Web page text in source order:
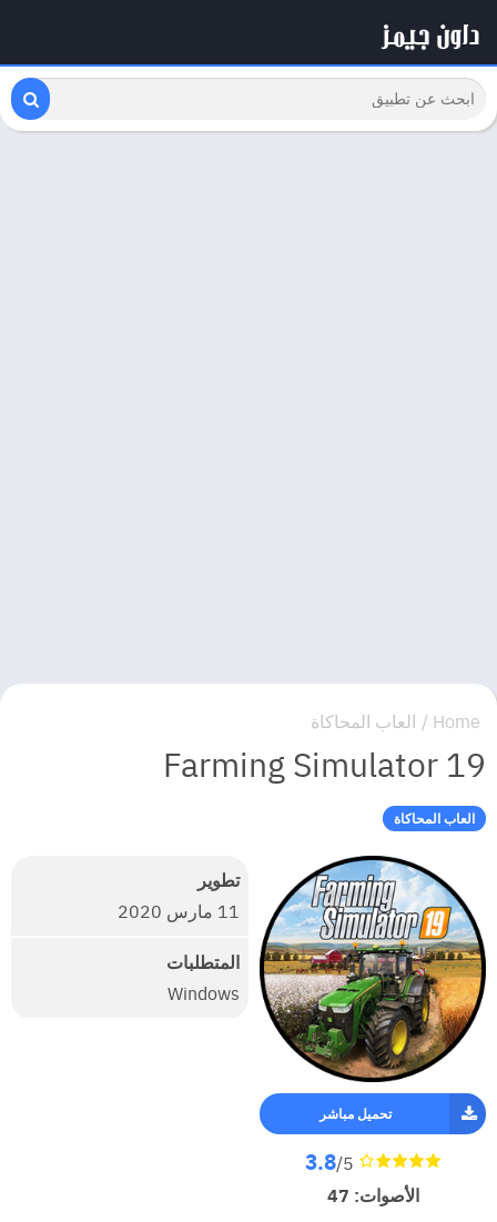
Home
/ العاب المحاكاة
Farming Simulator 19
العاب المحاكاة
تحميل مباشر
3.8/5
الأصوات: 47
تطوير
11 مارس 2020
المتطلبات
Windows